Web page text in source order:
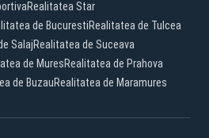
Realitatea Star
de BucurestiRealitatea de Tulcea
SalajRealitatea de Suceava
de MuresRealitatea de Prahova
de BuzauRealitatea de Maramures